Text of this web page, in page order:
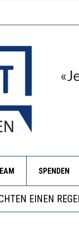
SPENDEN
EVIDENZ UND
WAS
EINEN